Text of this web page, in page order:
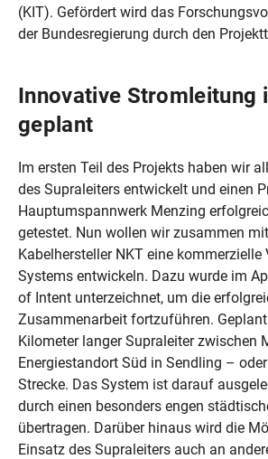
(KIT). Gefördert wird das
der Bundesregierung durch den
Innovative Stromleitung
geplant
Im ersten Teil des Projekts haben wir
des Supraleiters entwickelt und einen
Hauptumspannwerk Menzing
getestet. Nun wollen wir zusammen
Kabelhersteller NKT eine kommerzielle
Systems entwickeln. Dazu wurde im
of Intent unterzeichnet, um die
Zusammenarbeit fortzuführen.
Kilometer langer Supraleiter zwischen
Energiestandort Süd in Sendling –
Strecke. Das System ist darauf
durch einen besonders engen
übertragen. Darüber hinaus wird die
Einsatz des Supraleiters auch an